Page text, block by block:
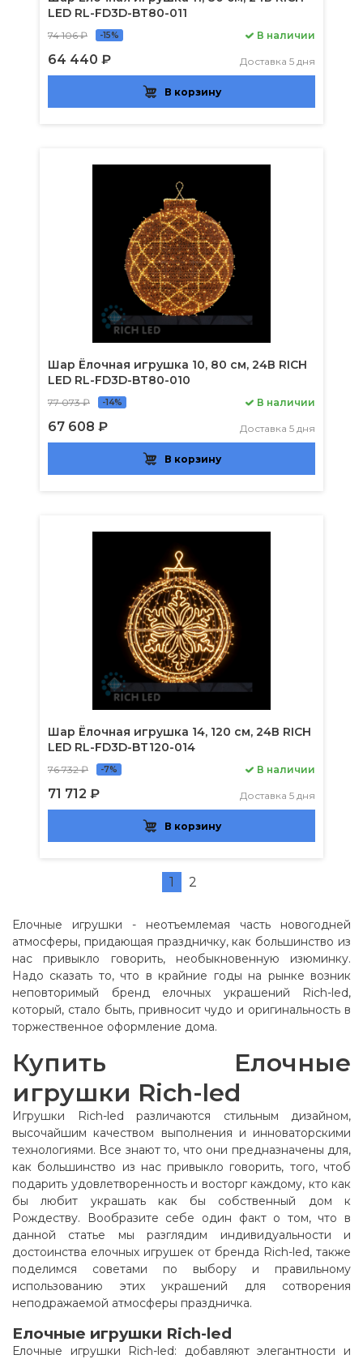
LED RL-FD3D-BT80-011
74 106 ₽ -15%
64 440 ₽
В наличии
Доставка 5 дня
В корзину
Шар Ёлочная игрушка 10, 80 см, 24В RICH
LED RL-FD3D-BT80-010
77 073 ₽ -14%
67 608 ₽
В наличии
Доставка 5 дня
В корзину
Шар Ёлочная игрушка 14, 120 см, 24В RICH
LED RL-FD3D-BT120-014
76 732 ₽ -7%
71 712 ₽
В наличии
Доставка 5 дня
В корзину
1 2
Елочные игрушки - неотъемлемая часть новогодней
атмосферы, придающая праздничку, как большинство из
нас привыкло говорить, необыкновенную изюминку.
Надо сказать то, что в крайние годы на рынке возник
неповторимый бренд елочных украшений Rich-led,
который, стало быть, привносит чудо и оригинальность в
торжественное оформление дома.
Купить Елочные
игрушки Rich-led
Игрушки Rich-led различаются стильным дизайном,
высочайшим качеством выполнения и инноваторскими
технологиями. Все знают то, что они предназначены для,
как большинство из нас привыкло говорить, того, чтоб
подарить удовлетворенность и восторг каждому, кто как
бы любит украшать как бы собственный дом к
Рождеству. Вообразите себе один факт о том, что в
данной статье мы разглядим индивидуальности и
достоинства елочных игрушек от бренда Rich-led, также
поделимся советами по выбору и правильному
использованию этих украшений для сотворения
неподражаемой атмосферы праздничка.
Елочные игрушки Rich-led
Елочные игрушки Rich-led: добавляют элегантности и